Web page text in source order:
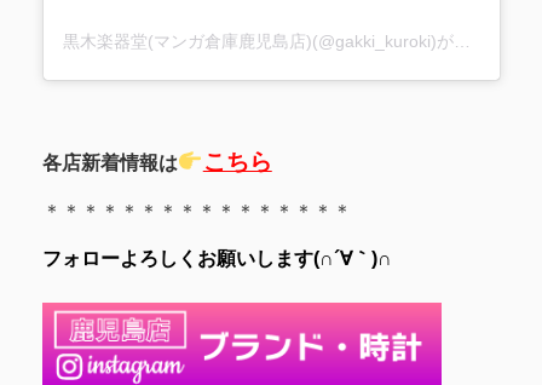
黒木楽器堂(マンガ倉庫鹿児島店)(@gakki_kuroki)がシェアした投稿
各店新着情報は こちら
＊＊＊＊＊＊＊＊＊＊＊＊＊＊＊＊
フォローよろしくお願いします(∩´∀｀)∩